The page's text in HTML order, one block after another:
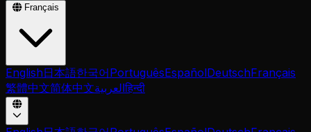
Français
English日本語한국어PortuguêsEspañolDeutschFrançais
繁體中文简体中文العربيةहिन्दी